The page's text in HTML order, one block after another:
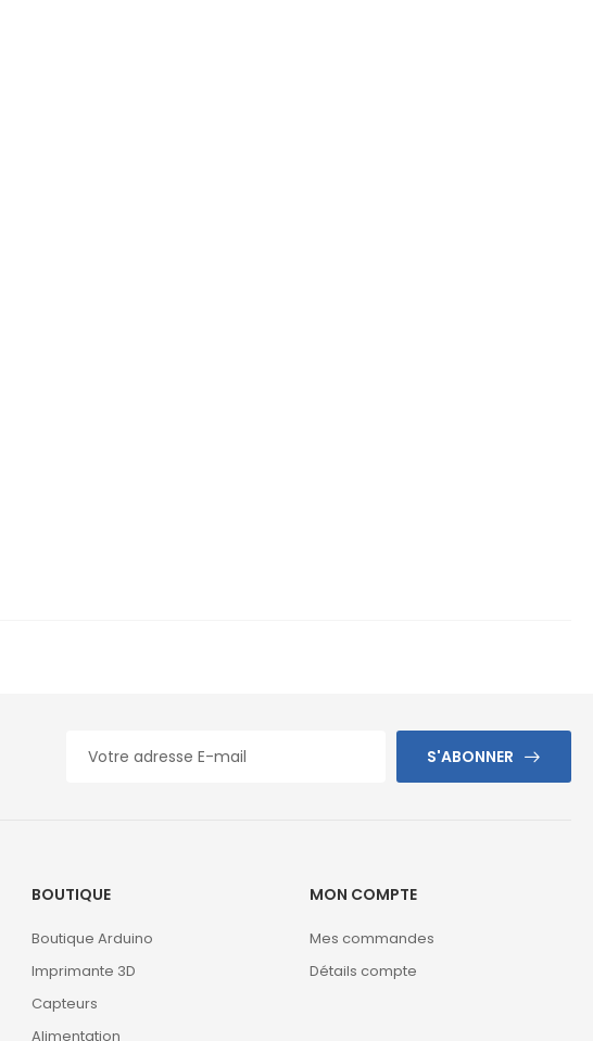
S'ABONNER
BOUTIQUE
Boutique Arduino
Imprimante 3D
Capteurs
Alimentation
MON COMPTE
Mes commandes
Détails compte